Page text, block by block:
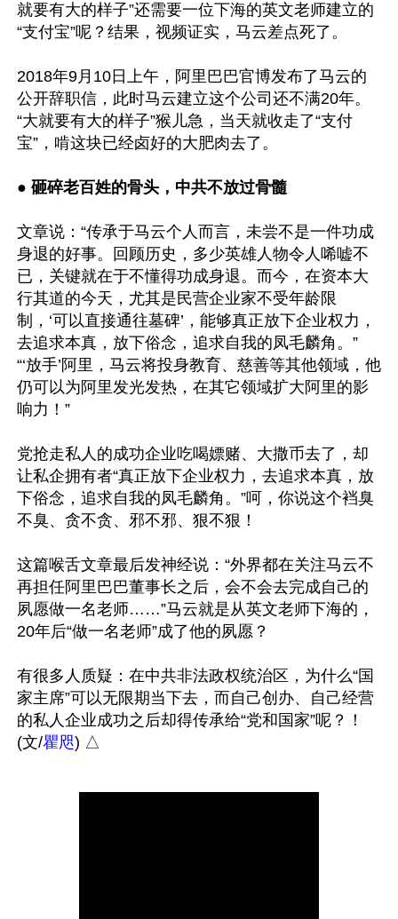
就要有大的样子”还需要一位下海的英文老师建立的
“支付宝”呢？结果，视频证实，马云差点死了。
2018年9月10日上午，阿里巴巴官博发布了马云的
公开辞职信，此时马云建立这个公司还不满20年。
“大就要有大的样子”猴儿急，当天就收走了“支付
宝”，啃这块已经卤好的大肥肉去了。
● 砸碎老百姓的骨头，中共不放过骨髓
文章说：“传承于马云个人而言，未尝不是一件功成
身退的好事。回顾历史，多少英雄人物令人唏嘘不
已，关键就在于不懂得功成身退。而今，在资本大
行其道的今天，尤其是民营企业家不受年龄限
制，‘可以直接通往墓碑’，能够真正放下企业权力，
去追求本真，放下俗念，追求自我的凤毛麟角。”
“‘放手’阿里，马云将投身教育、慈善等其他领域，他
仍可以为阿里发光发热，在其它领域扩大阿里的影
响力！”
党抢走私人的成功企业吃喝嫖赌、大撒币去了，却
让私企拥有者“真正放下企业权力，去追求本真，放
下俗念，追求自我的凤毛麟角。”呵，你说这个裆臭
不臭、贪不贪、邪不邪、狠不狠！
这篇喉舌文章最后发神经说：“外界都在关注马云不
再担任阿里巴巴董事长之后，会不会去完成自己的
夙愿做一名老师……”马云就是从英文老师下海的，
20年后“做一名老师”成了他的夙愿？
有很多人质疑：在中共非法政权统治区，为什么“国
家主席”可以无限期当下去，而自己创办、自己经营
的私人企业成功之后却得传承给“党和国家”呢？！
(文/瞿咫